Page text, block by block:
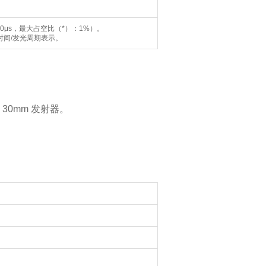
，最大占空比（*）：1%）。
/发光周期表示。
发射器。